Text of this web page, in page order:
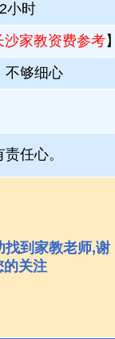
小时
沙家教资费参考
不够细心
任心。
找到家教老师,谢
的关注